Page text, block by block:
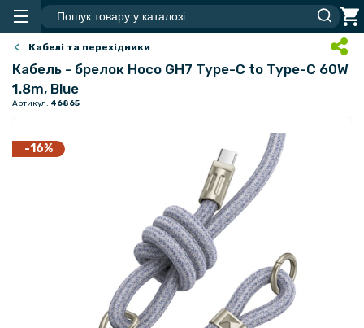
Кабелі та перехідники
Кабель - брелок Hoco GH7 Type-C to Type-C 60W
1.8m, Blue
Артикул: 46865
-16%